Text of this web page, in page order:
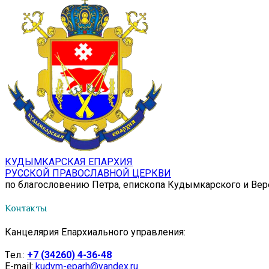
КУДЫМКАРСКАЯ ЕПАРХИЯ
РУССКОЙ ПРАВОСЛАВНОЙ ЦЕРКВИ
по благословению Петра, епископа Кудымкарского и
Контакты
Канцелярия Епархиального управления:
Tел.: +7 (34260) 4-36-48
E-mail: kudym-eparh@yandex.ru